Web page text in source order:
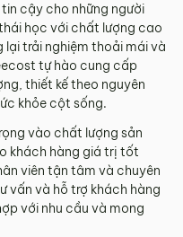
cậy cho những người
học với chất lượng cao
trải nghiệm thoải mái và
tự hào cung cấp
thiết kế theo nguyên
khỏe cột sống.
vào chất lượng sản
khách hàng giá trị tốt
viên tận tâm và chuyên
vấn và hỗ trợ khách hàng
với nhu cầu và mong